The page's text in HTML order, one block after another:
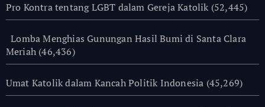
Pro Kontra tentang LGBT dalam Gereja Katolik (52,445)
Lomba Menghias Gunungan Hasil Bumi di Santa Clara
Meriah (46,436)
Umat Katolik dalam Kancah Politik Indonesia (45,269)